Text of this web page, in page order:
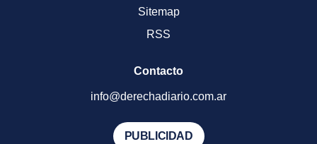
Sitemap
RSS
Contacto
info@derechadiario.com.ar
PUBLICIDAD